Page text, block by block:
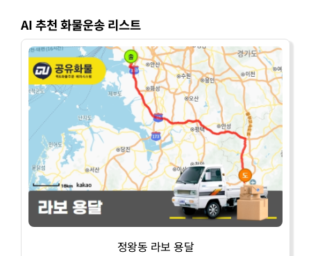
AI 추천 화물운송 리스트
정왕동 라보 용달